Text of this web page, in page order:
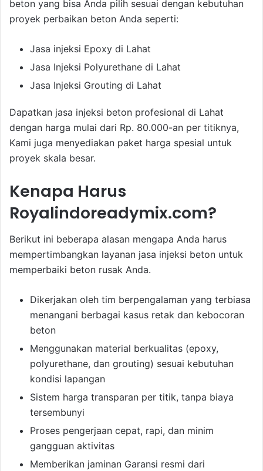
beton yang bisa Anda pilih sesuai dengan kebutuhan
proyek perbaikan beton Anda seperti:
Jasa injeksi Epoxy di Lahat
Jasa Injeksi Polyurethane di Lahat
Jasa Injeksi Grouting di Lahat
Dapatkan jasa injeksi beton profesional di Lahat
dengan harga mulai dari Rp. 80.000-an per titiknya,
Kami juga menyediakan paket harga spesial untuk
proyek skala besar.
Kenapa Harus
Royalindoreadymix.com?
Berikut ini beberapa alasan mengapa Anda harus
mempertimbangkan layanan jasa injeksi beton untuk
memperbaiki beton rusak Anda.
Dikerjakan oleh tim berpengalaman yang terbiasa
menangani berbagai kasus retak dan kebocoran
beton
Menggunakan material berkualitas (epoxy,
polyurethane, dan grouting) sesuai kebutuhan
kondisi lapangan
Sistem harga transparan per titik, tanpa biaya
tersembunyi
Proses pengerjaan cepat, rapi, dan minim
gangguan aktivitas
Memberikan jaminan Garansi resmi dari